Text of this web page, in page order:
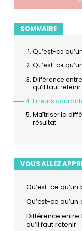
SOMMAIRE
Qu’est-ce
Qu’est-ce
Différence
qu’il faut retenir
Erreurs
Maîtriser la
résultat
VOUS ALLEZ
Qu’est-ce
Qu’est-ce
Différence entre
qu’il faut retenir